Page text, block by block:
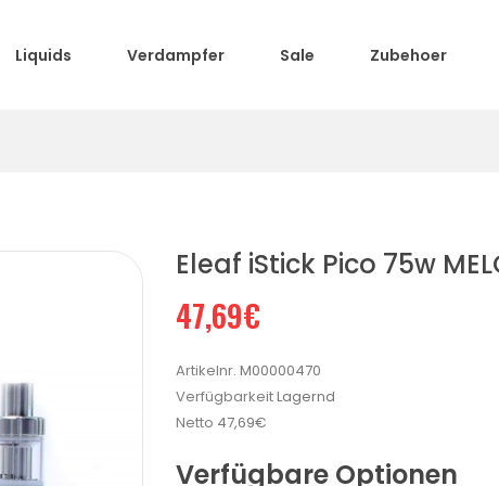
Liquids Verdampfer Sale Zubehoer
Eleaf iStick Pico 75w
47,69€
Artikelnr. M00000470
VerfügbarkeitLagernd
Netto 47,69€
Verfügbare Optionen